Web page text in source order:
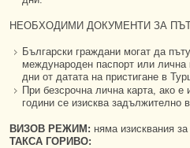
НЕОБХОДИМИ ДОКУМЕНТИ ЗА
Български граждани могат да
международен паспорт или
дни от датата на пристигане в
При безсрочна лична карта, ако
години се изисква задължително
ВИЗОВ РЕЖИМ: няма изисквания за
ТАКСА ГОРИВО: